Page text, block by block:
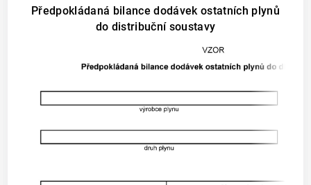
Předpokládaná bilance dodávek ostatních plynů
do distribuční soustavy